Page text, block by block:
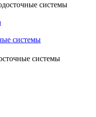
системы
системы
системы